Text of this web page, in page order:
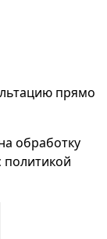
прямо
обработку
политикой